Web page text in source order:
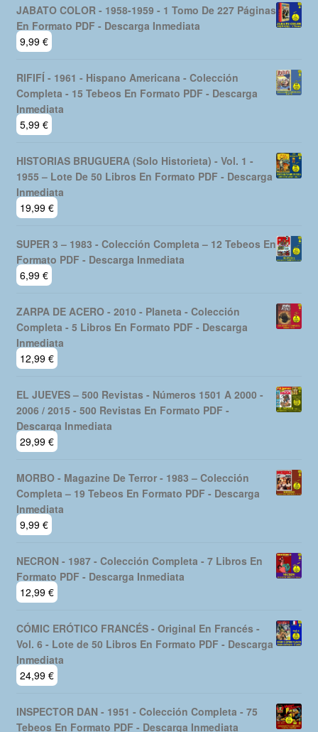
JABATO COLOR - 1958-1959 - 1 Tomo De 227 Páginas
En Formato PDF - Descarga Inmediata
9,99 €
RIFIFÍ - 1961 - Hispano Americana - Colección
Completa - 15 Tebeos En Formato PDF - Descarga
Inmediata
5,99 €
HISTORIAS BRUGUERA (Solo Historieta) - Vol. 1 -
1955 – Lote De 50 Libros En Formato PDF - Descarga
Inmediata
19,99 €
SUPER 3 – 1983 - Colección Completa – 12 Tebeos En
Formato PDF - Descarga Inmediata
6,99 €
ZARPA DE ACERO - 2010 - Planeta - Colección
Completa - 5 Libros En Formato PDF - Descarga
Inmediata
12,99 €
EL JUEVES – 500 Revistas - Números 1501 A 2000 -
2006 / 2015 - 500 Revistas En Formato PDF -
Descarga Inmediata
29,99 €
MORBO - Magazine De Terror - 1983 – Colección
Completa – 19 Tebeos En Formato PDF - Descarga
Inmediata
9,99 €
NECRON - 1987 - Colección Completa - 7 Libros En
Formato PDF - Descarga Inmediata
12,99 €
CÓMIC ERÓTICO FRANCÉS - Original En Francés -
Vol. 6 - Lote de 50 Libros En Formato PDF - Descarga
Inmediata
24,99 €
INSPECTOR DAN - 1951 - Colección Completa - 75
Tebeos En Formato PDF - Descarga Inmediata